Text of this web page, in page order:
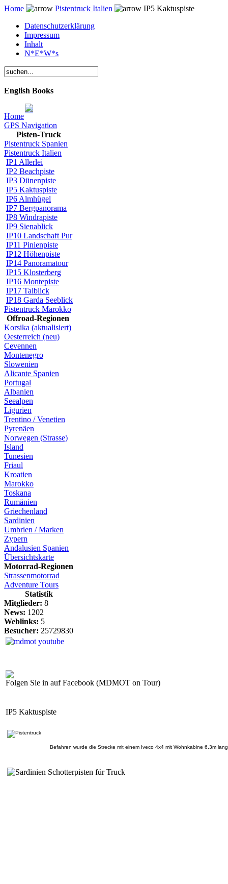
Home Pistentruck Italien
IP5 Kaktuspiste
Datenschutzerklärung
Impressum
Inhalt
N*E*W*s
English Books
Home
GPS Navigation
Pisten-Truck
Pistentruck Spanien
Pistentruck Italien
IP1 Allerlei
IP2 Beachpiste
IP3 Dünenpiste
IP5 Kaktuspiste
IP6 Almhügel
IP7 Bergpanorama
IP8 Windrapiste
IP9 Sienablick
IP10 Landschaft Pur
IP11 Pinienpiste
IP12 Höhenpiste
IP14 Panoramatour
IP15 Klosterberg
IP16 Montepiste
IP17 Talblick
IP18 Garda Seeblick
Pistentruck Marokko
Offroad-Regionen
Korsika (aktualisiert)
Oesterreich (neu)
Cevennen
Montenegro
Slowenien
Alicante Spanien
Portugal
Albanien
Seealpen
Ligurien
Trentino / Venetien
Pyrenäen
Norwegen (Strasse)
Island
Tunesien
Friaul
Kroatien
Marokko
Toskana
Rumänien
Griechenland
Sardinien
Umbrien / Marken
Zypern
Andalusien Spanien
Übersichtskarte
Motorrad-Regionen
Strassenmotorrad
Adventure Tours
Statistik
Mitglieder: 8
News: 1202
Weblinks: 5
Besucher: 25729830
Folgen Sie in auf Facebook (MDMOT on Tour)
IP5 Kaktuspiste
Befahren wurde die Strecke mit einem Iveco 4x4 mit Wohnkabine 6,3m